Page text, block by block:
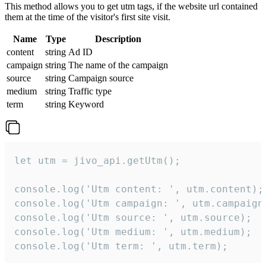
This method allows you to get utm tags, if the website url contained
them at the time of the visitor's first site visit.
Name Type
Description
content
string Ad ID
campaign string The name of the campaign
source
string Campaign source
medium
string Traffic type
term
string Keyword
let utm = jivo_api.getUtm();
console.log('Utm content: ', utm.content);
console.log('Utm campaign: ',
console.log('Utm source: ', utm.source);
console.log('Utm medium: ', utm.medium);
console.log('Utm term: ', utm.term);